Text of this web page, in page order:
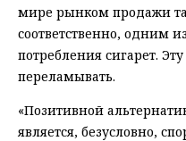
мире рынком продажи
соответственно, одним
потребления сигарет.
переламывать.
«Позитивной
является, безусловно,